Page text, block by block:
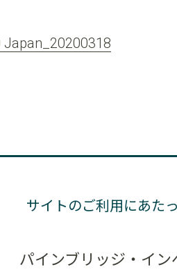
サイトのご利用にあた
パインブリッジ・イ